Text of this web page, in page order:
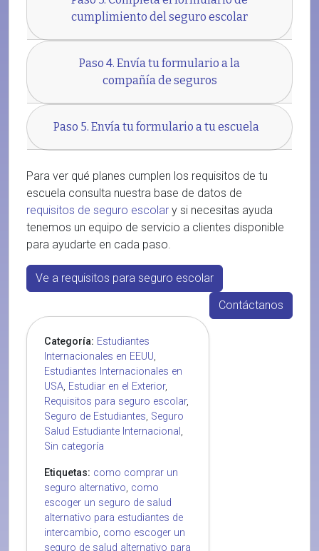
cumplimiento del seguro escolar
Paso 4. Envía tu formulario a la
compañía de seguros
Paso 5. Envía tu formulario a tu escuela
Para ver qué planes cumplen los requisitos de tu
escuela consulta nuestra base de datos de
requisitos de seguro escolar y si necesitas ayuda
tenemos un equipo de servicio a clientes disponible
para ayudarte en cada paso.
Ve a requisitos para seguro escolar
Contáctanos
Categoría: Estudiantes
Internacionales en EEUU,
Estudiantes Internacionales en
USA, Estudiar en el Exterior,
Requisitos para seguro escolar,
Seguro de Estudiantes, Seguro
Salud Estudiante Internacional ,
Sin categoría
Etiquetas: como comprar un
seguro alternativo, como
escoger un seguro de salud
alternativo para estudiantes de
intercambio, como escoger un
seguro de salud alternativo para